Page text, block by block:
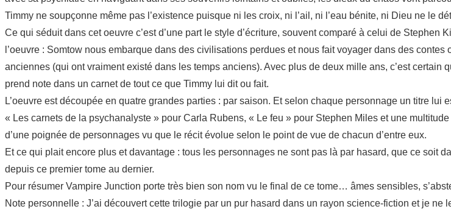
Timmy ne soupçonne même pas l’existence puisque ni les croix, ni l’ail, ni l’eau bénite, ni Dieu ne le
Ce qui séduit dans cet oeuvre c’est d’une part le style d’écriture, souvent comparé à celui de
l’oeuvre : Somtow nous embarque dans des civilisations perdues et nous fait voyager dans des
anciennes (qui ont vraiment existé dans les temps anciens). Avec plus de deux mille ans, c’est certain
prend note dans un carnet de tout ce que Timmy lui dit ou fait.
L’oeuvre est découpée en quatre grandes parties : par saison. Et selon chaque personnage un titre lui
« Les carnets de la psychanalyste » pour Carla Rubens, « Le feu » pour Stephen Miles et une
d’une poignée de personnages vu que le récit évolue selon le point de vue de chacun d’entre eux.
Et ce qui plait encore plus et davantage : tous les personnages ne sont pas là par hasard, que ce soit
depuis ce premier tome au dernier.
Pour résumer Vampire Junction porte très bien son nom vu le final de ce tome… âmes sensibles,
Note personnelle : J’ai découvert cette trilogie par un pur hasard dans un rayon science-fiction et je